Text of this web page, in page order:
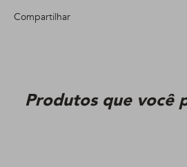
Compartilhar
Produtos que você